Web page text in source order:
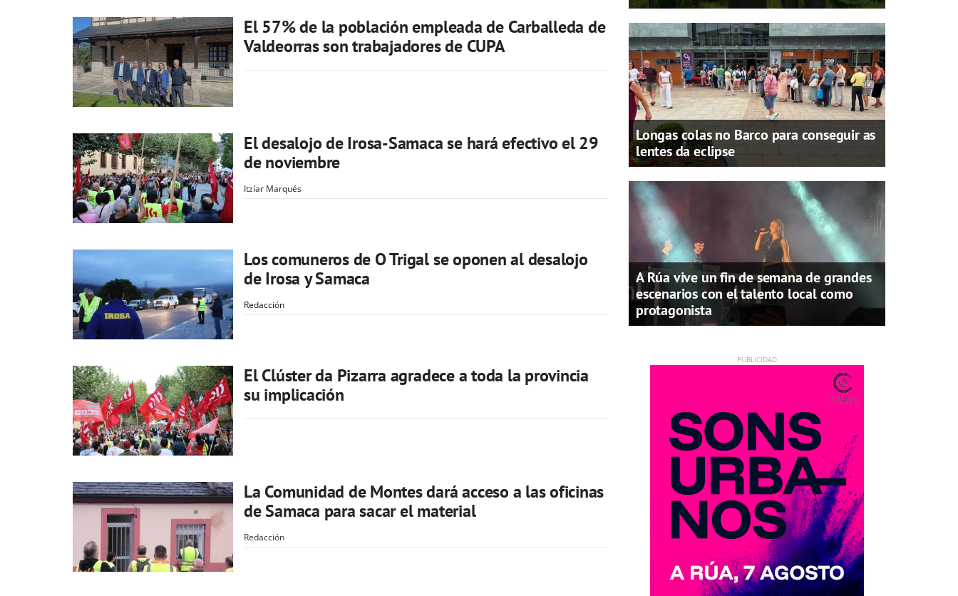
El 57% de la población empleada de Carballeda de
Valdeorras son trabajadores de CUPA
El desalojo de Irosa-Samaca se hará efectivo el 29
de noviembre
Itzíar Marqués
Los comuneros de O Trigal se oponen al desalojo
de Irosa y Samaca
Redacción
El Clúster da Pizarra agradece a toda la provincia
su implicación
La Comunidad de Montes dará acceso a las oficinas
de Samaca para sacar el material
Redacción
Longas colas no Barco para conseguir as
lentes da eclipse
A Rúa vive un fin de semana de grandes
escenarios con el talento local como
protagonista